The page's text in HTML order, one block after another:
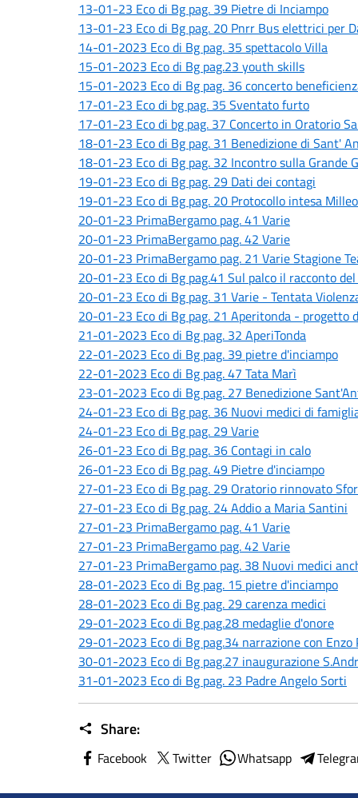
13-01-23 Eco di Bg pag. 39 Pietre di Inciampo
13-01-23 Eco di Bg pag. 20 Pnrr Bus elettrici per
14-01-2023 Eco di Bg pag. 35 spettacolo Villa
15-01-2023 Eco di Bg pag.23 youth skills
15-01-2023 Eco di Bg pag. 36 concerto
17-01-23 Eco di bg pag. 35 Sventato furto
17-01-23 Eco di bg pag. 37 Concerto in Oratorio
18-01-23 Eco di Bg pag. 31 Benedizione di Sant'
18-01-23 Eco di Bg pag. 32 Incontro sulla Grande
19-01-23 Eco di Bg pag. 29 Dati dei contagi
19-01-23 Eco di Bg pag. 20 Protocollo intesa
20-01-23 PrimaBergamo pag. 41 Varie
20-01-23 PrimaBergamo pag. 42 Varie
20-01-23 PrimaBergamo pag. 21 Varie Stagione
20-01-23 Eco di Bg pag.41 Sul palco il racconto
20-01-23 Eco di Bg pag. 31 Varie - Tentata
20-01-23 Eco di Bg pag. 21 Aperitonda - progetto
21-01-2023 Eco di Bg pag. 32 AperiTonda
22-01-2023 Eco di Bg pag. 39 pietre d'inciampo
22-01-2023 Eco di Bg pag. 47 Tata Marì
23-01-2023 Eco di Bg pag. 27 Benedizione
24-01-23 Eco di Bg pag. 36 Nuovi medici di
24-01-23 Eco di Bg pag. 29 Varie
26-01-23 Eco di Bg pag. 36 Contagi in calo
26-01-23 Eco di Bg pag. 49 Pietre d'inciampo
27-01-23 Eco di Bg pag. 29 Oratorio rinnovato
27-01-23 Eco di Bg pag. 24 Addio a Maria Santini
27-01-23 PrimaBergamo pag. 41 Varie
27-01-23 PrimaBergamo pag. 42 Varie
27-01-23 PrimaBergamo pag. 38 Nuovi medici
28-01-2023 Eco di Bg pag. 15 pietre d'inciampo
28-01-2023 Eco di Bg pag. 29 carenza medici
29-01-2023 Eco di Bg pag.28 medaglie d'onore
29-01-2023 Eco di Bg pag.34 narrazione con Enzo
30-01-2023 Eco di Bg pag.27 inaugurazione
31-01-2023 Eco di Bg pag. 23 Padre Angelo Sorti
Share:
Facebook Twitter Whatsapp